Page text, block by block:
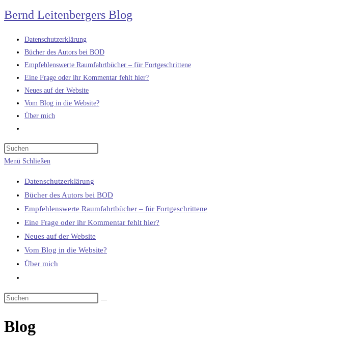
Zum
Inhalt
springen
Bernd Leitenbergers Blog
Datenschutzerklärung
Bücher des Autors bei BOD
Empfehlenswerte Raumfahrtbücher – für Fortgeschrittene
Eine Frage oder ihr Kommentar fehlt hier?
Neues auf der Website
Vom Blog in die Website?
Über mich
umschalten
Menü Schließen
Datenschutzerklärung
Bücher des Autors bei BOD
Empfehlenswerte Raumfahrtbücher – für Fortgeschrittene
Eine Frage oder ihr Kommentar fehlt hier?
Neues auf der Website
Vom Blog in die Website?
Über mich
umschalten
Blog